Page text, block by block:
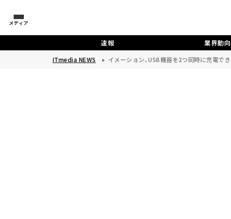
メディア
速報 業界動向
ITmedia NEWS イメーション、USB機器を2つ同時に充電で